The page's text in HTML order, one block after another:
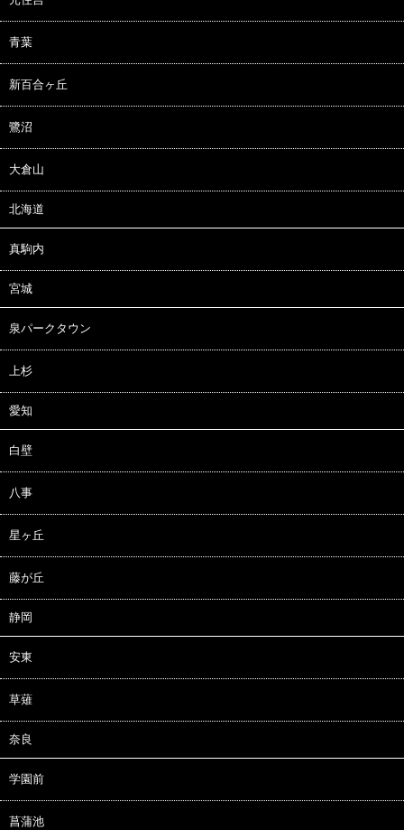
青葉
新百合ヶ丘
鷺沼
大倉山
北海道
真駒内
宮城
泉パークタウン
上杉
愛知
白壁
八事
星ヶ丘
藤が丘
静岡
安東
草薙
奈良
学園前
菖蒲池